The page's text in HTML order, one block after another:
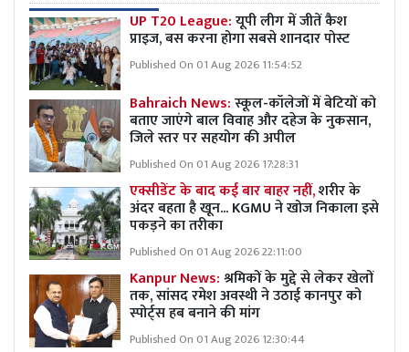
UP T20 League:यूपी लीग में जीतें कैश
प्राइज, बस करना होगा सबसे शानदार पोस्ट
Published On 01 Aug 2026 11:54:52
Bahraich News:स्कूल-कॉलेजों में बेटियों को
बताए जाएंगे बाल विवाह और दहेज के नुकसान,
जिले स्तर पर सहयोग की अपील
Published On 01 Aug 2026 17:28:31
एक्सीडेंट के बाद कई बार बाहर नहीं,शरीर के
अंदर बहता है खून... KGMU ने खोज निकाला इसे
पकड़ने का तरीका
Published On 01 Aug 2026 22:11:00
Kanpur News:श्रमिकों के मुद्दे से लेकर खेलों
तक, सांसद रमेश अवस्थी ने उठाई कानपुर को
स्पोर्ट्स हब बनाने की मांग
Published On 01 Aug 2026 12:30:44